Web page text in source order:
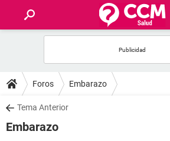
FOROS
SALUD
Foros Embarazo
Tema Anterior
Embarazo